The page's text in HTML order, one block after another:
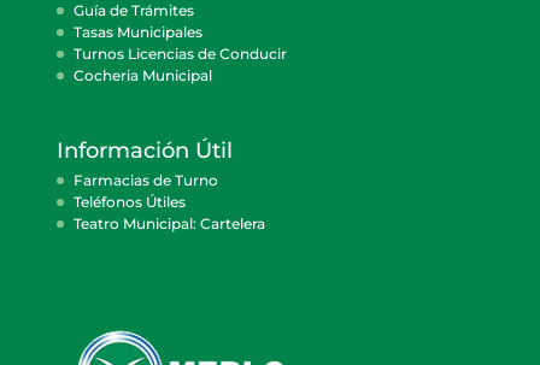
Guía de Trámites
Tasas Municipales
Turnos Licencias de Conducir
Cocheria Municipal
Información Útil
Farmacias de Turno
Teléfonos Útiles
Teatro Municipal: Cartelera